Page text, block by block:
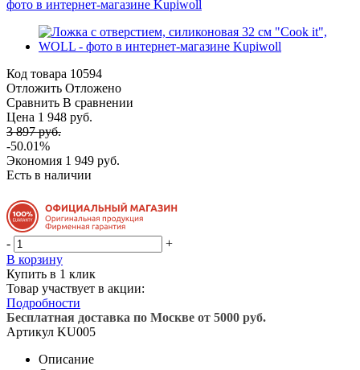
Код товара 10594
Отложить Отложено
Сравнить В сравнении
Цена 1 948 руб.
3 897 руб.
-50.01%
Экономия 1 949 руб.
Есть в наличии
-
+
В корзину
Купить в 1 клик
Товар участвует в акции:
Подробности
Бесплатная доставка по Москве от 5000 руб.
Артикул KU005
Описание